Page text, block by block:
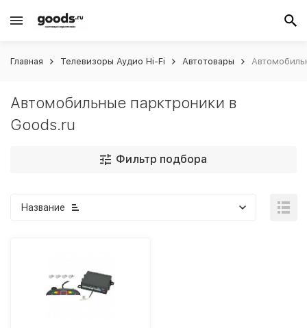
Главная Телевизоры Аудио Hi-Fi Автотовары
Автомобильные парктроники в
Goods.ru
Фильтр подбора
Название